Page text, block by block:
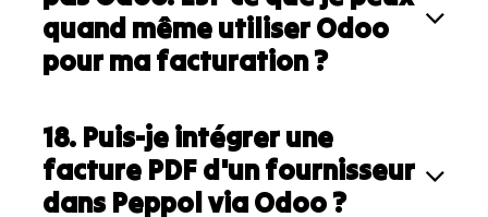
quand même utiliser Odoo
pour ma facturation ?
18. Puis-je intégrer une
facture PDF d'un fournisseur
dans Peppol via Odoo ?